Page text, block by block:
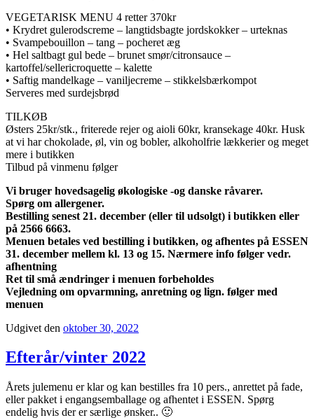
VEGETARISK MENU 4 retter 370kr
• Krydret gulerodscreme – langtidsbagte jordskokker – urteknas
• Svampebouillon – tang – pocheret æg
• Hel saltbagt gul bede – brunet smør/citronsauce –
kartoffel/sellericroquette – kalette
• Saftig mandelkage – vaniljecreme – stikkelsbærkompot
Serveres med surdejsbrød
TILKØB
Østers 25kr/stk., friterede rejer og aioli 60kr, kransekage 40kr. Husk
at vi har chokolade, øl, vin og bobler, alkoholfrie lækkerier og meget
mere i butikken
Tilbud på vinmenu følger
Vi bruger hovedsagelig økologiske -og danske råvarer.
Spørg om allergener.
Bestilling senest 21. december (eller til udsolgt) i butikken eller
på 2566 6663.
Menuen betales ved bestilling i butikken, og afhentes på ESSEN
31. december mellem kl. 13 og 15. Nærmere info følger vedr.
afhentning
Ret til små ændringer i menuen forbeholdes
Vejledning om opvarmning, anretning og lign. følger med
menuen
Udgivet den oktober 30, 2022
Efterår/vinter 2022
Årets julemenu er klar og kan bestilles fra 10 pers., anrettet på fade,
eller pakket i engangsemballage og afhentet i ESSEN. Spørg
endelig hvis der er særlige ønsker.. 🙂